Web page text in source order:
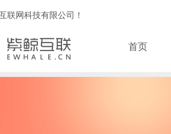
联网科技有限公司！
首页